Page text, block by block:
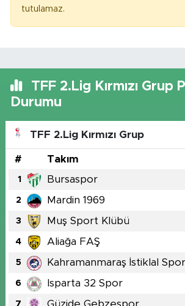
tutulamaz.
TFF 2.Lig Kırmızı Grup
Durumu
TFF 2.Lig Kırmızı Grup
# Takım
1 Bursaspor
2 Mardin 1969
3 Muş Sport Klübü
4 Aliağa FAŞ
5 Kahramanmaraş İstiklal Spor
6 Isparta 32 Spor
7